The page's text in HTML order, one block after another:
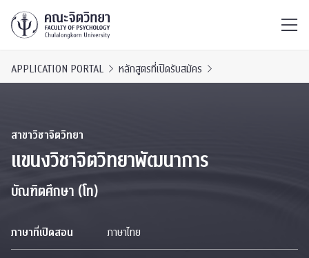
APPLICATION PORTAL หลักสูตรที่เปิดรับสมัคร
สาขาวิชาจิตวิทยา
แขนงวิชาจิตวิทยาพัฒนาการ
บัณฑิตศึกษา (โท)
ภาษาที่เปิดสอน ภาษาไทย